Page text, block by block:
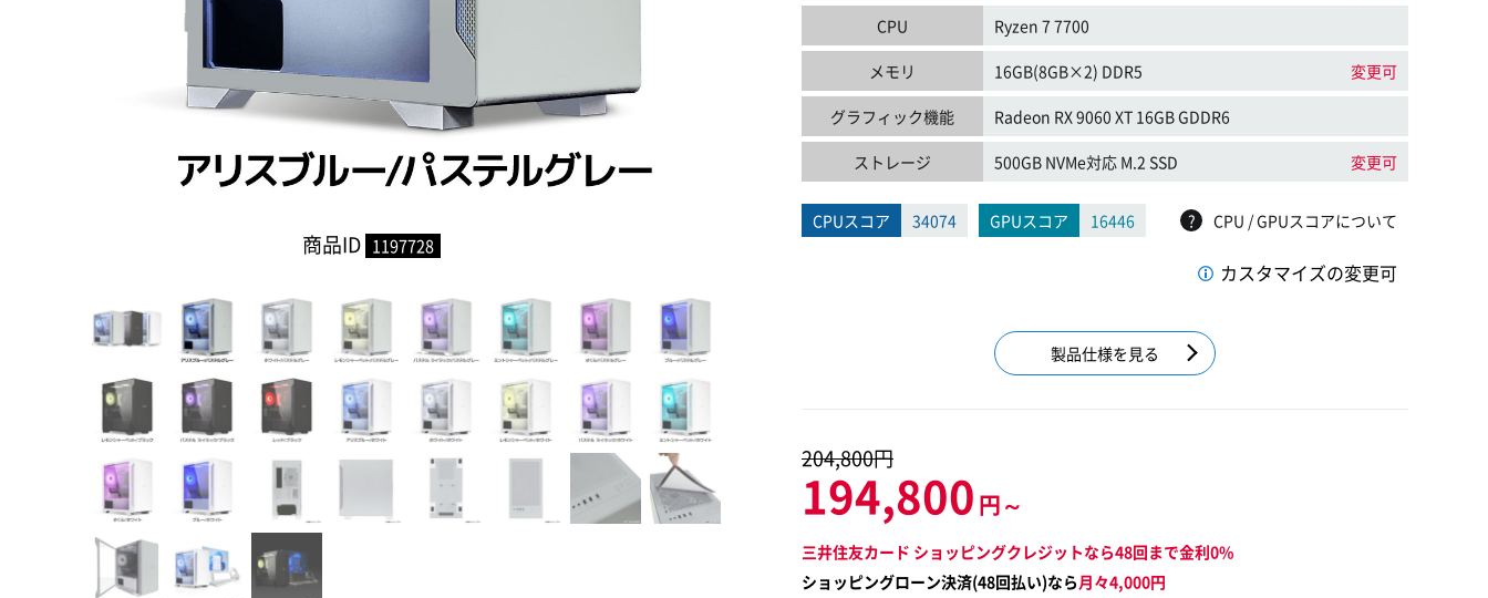
商品ID 1197728
CPU Ryzen 7 7700
メモリ 16GB(8GB×2) DDR5 変更可
グラフィック機能 Radeon RX 9060 XT 16GB GDDR6
ストレージ 500GB NVMe対応 M.2 SSD 変更可
CPUスコア 34074 GPUスコア 16446 ? CPU / GPUスコアについて
カスタマイズの変更可
製品仕様を見る
204,800円
194,800 円～
三井住友カード ショッピングクレジットなら48回まで金利0%
ショッピングローン決済(48回払い)なら月々4,000円